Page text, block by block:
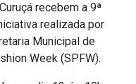
recebem a 9ª
realizada por
Municipal de
Week (SPFW).